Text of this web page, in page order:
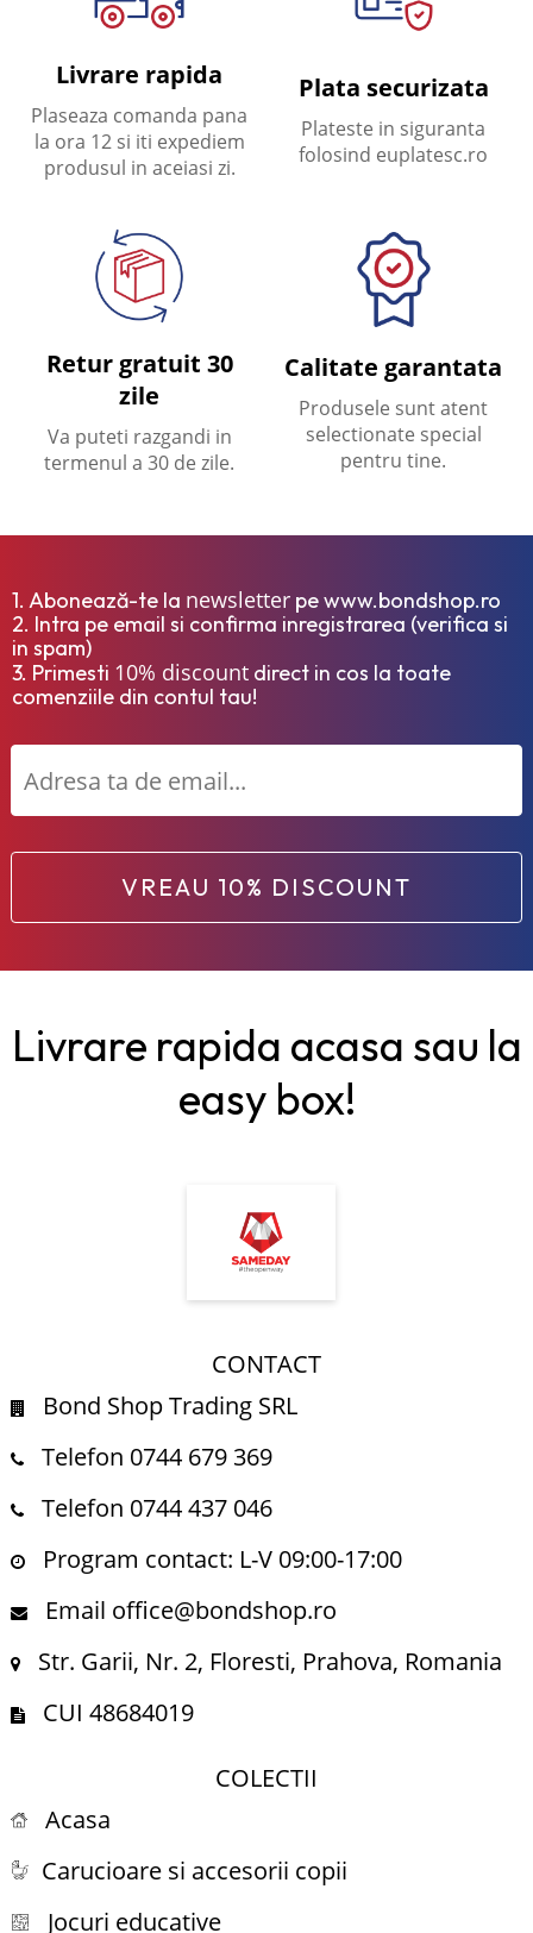
Livrare rapida
Plaseaza comanda pana
la ora 12 si iti expediem
produsul in aceiasi zi.
Plata securizata
Plateste in siguranta
folosind euplatesc.ro
Retur gratuit 30
zile
Va puteti razgandi in
termenul a 30 de zile.
Calitate garantata
Produsele sunt atent
selectionate special
pentru tine.
1. Abonează-te la newsletter pe www.bondshop.ro
2. Intra pe email si confirma inregistrarea (verifica si
in spam)
3. Primesti 10% discount direct in cos la toate
comenziile din contul tau!
VREAU 10% DISCOUNT
Livrare rapida acasa sau la
easy box!
CONTACT
Bond Shop Trading SRL
Telefon 0744 679 369
Telefon 0744 437 046
Program contact: L-V 09:00-17:00
Email office@bondshop.ro
Str. Garii, Nr. 2, Floresti, Prahova, Romania
CUI 48684019
COLECTII
Acasa
Carucioare si accesorii copii
Jocuri educative